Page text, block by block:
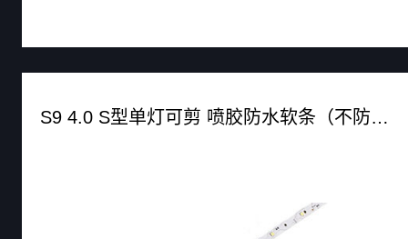
S9 4.0 S型单灯可剪 喷胶防水软条（不防水软条）